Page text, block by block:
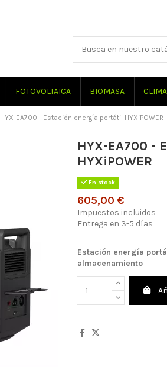
FOTOVOLTAICA BIOMASA
HYX-EA700 - Estación energía portátil HYXiPOWER
HYX-EA700 -
HYXiPOWER
En stock
605,00 €
Impuestos incluidos
Entrega en 3-5 días
Estación energía
almacenamiento